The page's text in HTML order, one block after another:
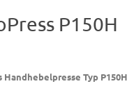
P150H
Handhebelpresse Typ P150H